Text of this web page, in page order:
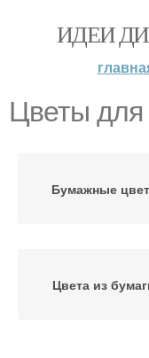
ИДЕИ
Цветы для
Бумажные
Цвета из